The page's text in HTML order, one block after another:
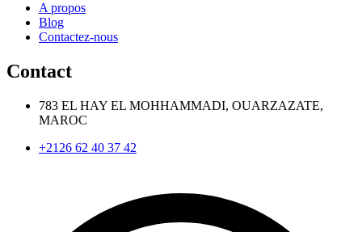
A propos
Blog
Contactez-nous
Contact
783 EL HAY EL MOHHAMMADI, OUARZAZATE,
MAROC
+2126 62 40 37 42